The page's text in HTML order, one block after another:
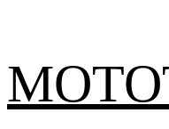
содержимому